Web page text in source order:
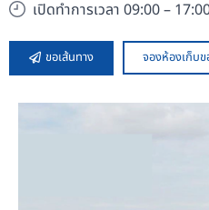
เปิดทำการเวลา 09:00 –
ขอเส้นทาง จองห้องเก็บ